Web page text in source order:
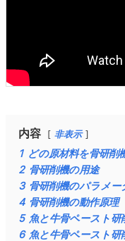
内容 非表示
1 どの原材料を骨研削
2 骨研削機の用途
3 骨研削機のパラメー
4 骨研削機の動作原理
5 魚と牛骨ペースト研
6 魚と牛骨ペースト研